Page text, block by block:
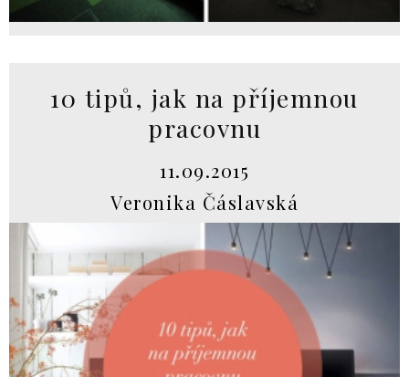
10 tipů, jak na příjemnou
pracovnu
11.09.2015
Veronika Čáslavská